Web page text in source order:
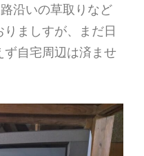
沿いの草取りなど
ましすが、まだ日
自宅周辺は済ませ